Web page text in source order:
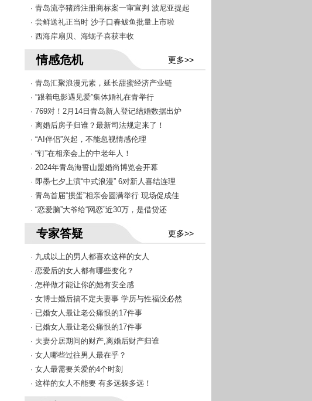
· 青岛流亭猪蹄注册商标案一审宣判 波尼亚提起
· 尝鲜送礼正当时 沙子口春鲅鱼批量上市啦
· 西海岸扇贝、海蛎子喜获丰收
情感危机 更多>>
· 青岛汇聚浪漫元素，延长甜蜜经济产业链
· “跟着电影遇见爱”集体婚礼在青举行
· 769对！2月14日青岛新人登记结婚数据出炉
· 离婚后房子归谁？最新司法规定来了！
· “AI伴侣”兴起，不能忽视情感伦理
· “钉”在相亲会上的中老年人！
· 2024年青岛海誓山盟婚尚博览会开幕
· 即墨七夕上演“中式浪漫” 6对新人喜结连理
· 青岛首届“掼蛋”相亲会圆满举行 现场促成佳
· “恋爱脑”大爷给“网恋”近30万，是借贷还
专家答疑 更多>>
· 九成以上的男人都喜欢这样的女人
· 恋爱后的女人都有哪些变化？
· 怎样做才能让你的她有安全感
· 女博士婚后搞不定夫妻事 学历与性福没必然
· 已婚女人最让老公痛恨的17件事
· 已婚女人最让老公痛恨的17件事
· 夫妻分居期间的财产,离婚后财产归谁
· 女人哪些过往男人最在乎？
· 女人最需要关爱的4个时刻
· 这样的女人不能要 有多远躲多远！